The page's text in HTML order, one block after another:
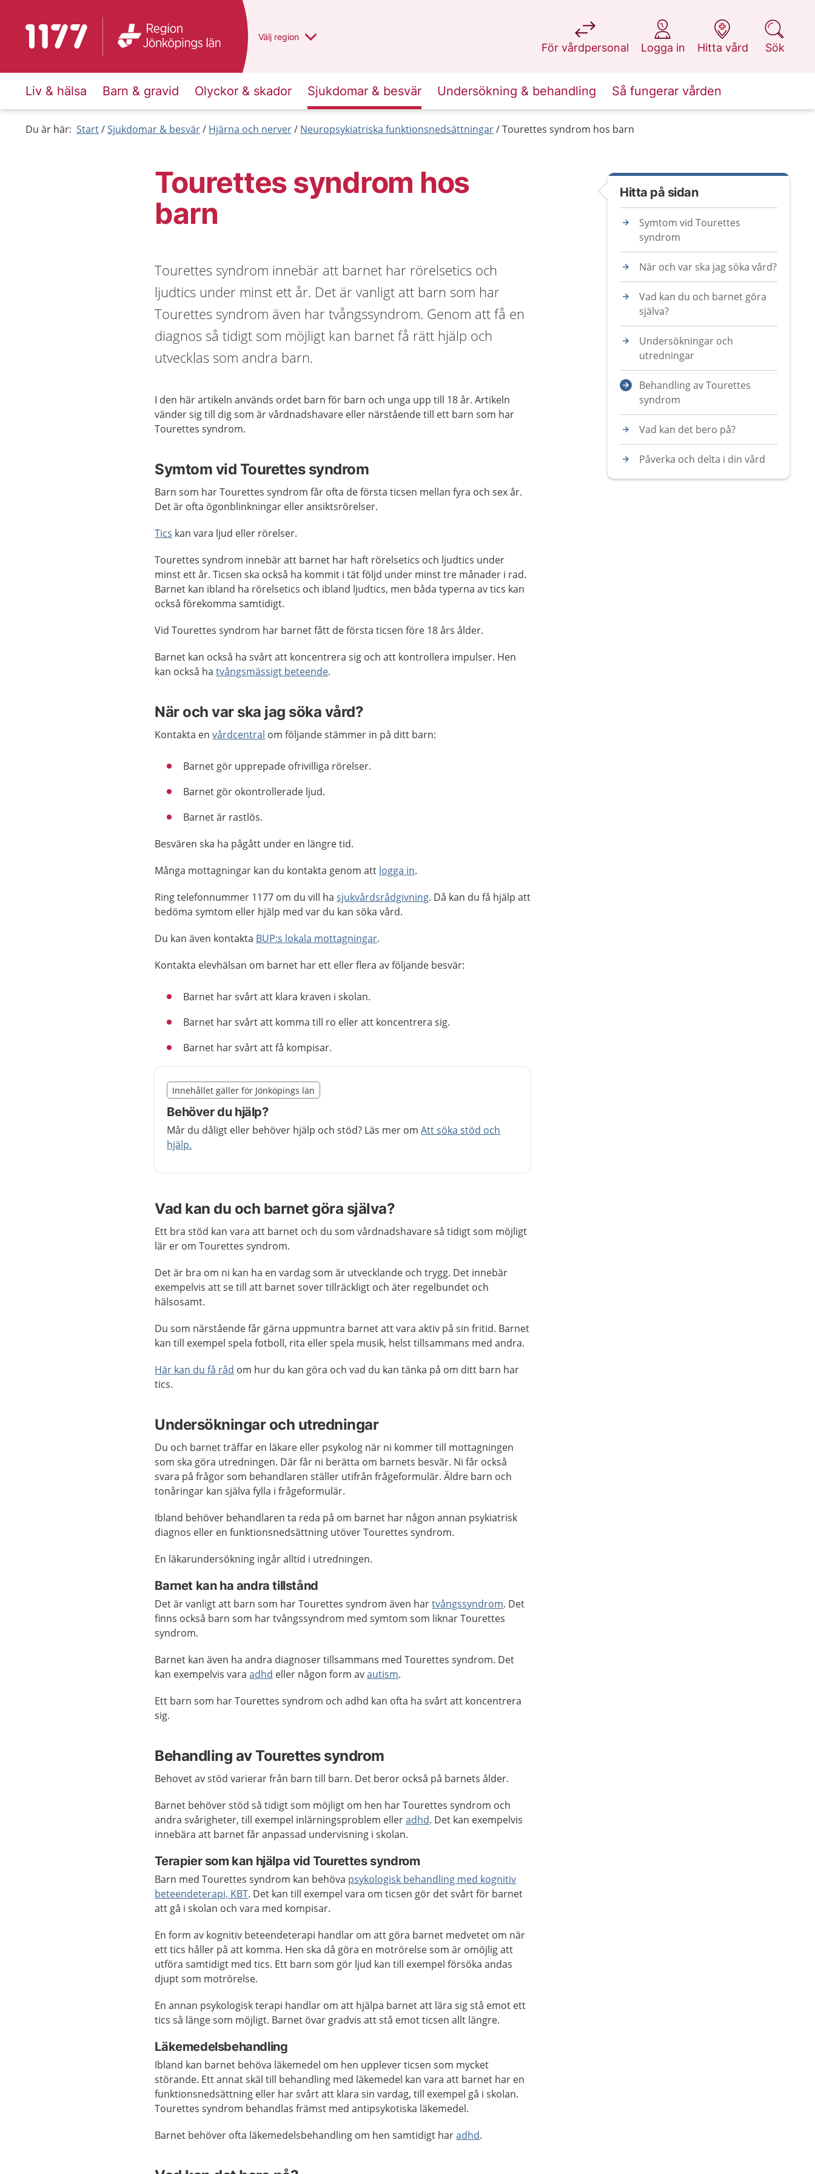
Till startsidan för 1177 Du har valt region
Välj en annan
region
För vårdpersonal
på 1177.se
Logga in
på 1177.se
Hitta vård
på 1177.se
Sök
på 1177.se
Liv & hälsa Barn & gravid Olyckor & skador Sjukdomar & besvär Undersökning & behandling Så fungerar vården
Du är här: Start Sjukdomar & besvär Hjärna och nerver Neuropsykiatriska funktionsnedsättningar Tourettes syndrom hos barn
Tourettes syndrom hos
barn
Tourettes syndrom innebär att barnet har rörelsetics och
ljudtics under minst ett år. Det är vanligt att barn som har
Tourettes syndrom även har tvångssyndrom. Genom att få en
diagnos så tidigt som möjligt kan barnet få rätt hjälp och
utvecklas som andra barn.
I den här artikeln används ordet barn för barn och unga upp till 18 år. Artikeln
vänder sig till dig som är vårdnadshavare eller närstående till ett barn som har
Tourettes syndrom.
Symtom vid Tourettes syndrom
Barn som har Tourettes syndrom får ofta de första ticsen mellan fyra och sex år.
Det är ofta ögonblinkningar eller ansiktsrörelser.
Tics kan vara ljud eller rörelser.
Tourettes syndrom innebär att barnet har haft rörelsetics och ljudtics under
minst ett år. Ticsen ska också ha kommit i tät följd under minst tre månader i rad.
Barnet kan ibland ha rörelsetics och ibland ljudtics, men båda typerna av tics kan
också förekomma samtidigt.
Vid Tourettes syndrom har barnet fått de första ticsen före 18 års ålder.
Barnet kan också ha svårt att koncentrera sig och att kontrollera impulser. Hen
kan också hatvångsmässigt beteende.
När och var ska jag söka vård?
Kontakta envårdcentral om följande stämmer in på ditt barn:
Barnet gör upprepade ofrivilliga rörelser.
Barnet gör okontrollerade ljud.
Barnet är rastlös.
Besvären ska ha pågått under en längre tid.
Många mottagningar kan du kontakta genom att logga in.
Ring telefonnummer 1177 om du vill hasjukvårdsrådgivning. Då kan du få hjälp att
bedöma symtom eller hjälp med var du kan söka vård.
Du kan även kontakta BUP:s lokala mottagningar.
Kontakta elevhälsan om barnet har ett eller flera av följande besvär:
Barnet har svårt att klara kraven i skolan.
Barnet har svårt att komma till ro eller att koncentrera sig.
Barnet har svårt att få kompisar.
Nedan innehåll gäller region Jönköpings län
Innehållet gäller för Jönköpings län
Behöver du hjälp?
Mår du dåligt eller behöver hjälp och stöd? Läs mer omAtt söka stöd och
hjälp.
Slut på det regionala tillägget från region Jönköpings län
Vad kan du och barnet göra själva?
Ett bra stöd kan vara att barnet och du som vårdnadshavare så tidigt som möjligt
lär er om Tourettes syndrom.
Det är bra om ni kan ha en vardag som är utvecklande och trygg. Det innebär
exempelvis att se till att barnet sover tillräckligt och äter regelbundet och
hälsosamt.
Du som närstående får gärna uppmuntra barnet att vara aktiv på sin fritid. Barnet
kan till exempel spela fotboll, rita eller spela musik, helst tillsammans med andra.
Här kan du få råd om hur du kan göra och vad du kan tänka på om ditt barn har
tics.
Undersökningar och utredningar
Du och barnet träffar en läkare eller psykolog när ni kommer till mottagningen
som ska göra utredningen. Där får ni berätta om barnets besvär. Ni får också
svara på frågor som behandlaren ställer utifrån frågeformulär. Äldre barn och
tonåringar kan själva fylla i frågeformulär.
Ibland behöver behandlaren ta reda på om barnet har någon annan psykiatrisk
diagnos eller en funktionsnedsättning utöver Tourettes syndrom.
En läkarundersökning ingår alltid i utredningen.
Barnet kan ha andra tillstånd
Det är vanligt att barn som har Tourettes syndrom även hartvångssyndrom. Det
finns också barn som har tvångssyndrom med symtom som liknar Tourettes
syndrom.
Barnet kan även ha andra diagnoser tillsammans med Tourettes syndrom. Det
kan exempelvis varaadhd eller någon form avautism.
Ett barn som har Tourettes syndrom och adhd kan ofta ha svårt att koncentrera
sig.
Behandling av Tourettes syndrom
Behovet av stöd varierar från barn till barn. Det beror också på barnets ålder.
Barnet behöver stöd så tidigt som möjligt om hen har Tourettes syndrom och
andra svårigheter, till exempel inlärningsproblem elleradhd. Det kan exempelvis
innebära att barnet får anpassad undervisning i skolan.
Terapier som kan hjälpa vid Tourettes syndrom
Barn med Tourettes syndrom kan behöva psykologisk behandling med kognitiv
beteendeterapi, KBT. Det kan till exempel vara om ticsen gör det svårt för barnet
att gå i skolan och vara med kompisar.
En form av kognitiv beteendeterapi handlar om att göra barnet medvetet om när
ett tics håller på att komma. Hen ska då göra en motrörelse som är omöjlig att
utföra samtidigt med tics. Ett barn som gör ljud kan till exempel försöka andas
djupt som motrörelse.
En annan psykologisk terapi handlar om att hjälpa barnet att lära sig stå emot ett
tics så länge som möjligt. Barnet övar gradvis att stå emot ticsen allt längre.
Läkemedelsbehandling
Ibland kan barnet behöva läkemedel om hen upplever ticsen som mycket
störande. Ett annat skäl till behandling med läkemedel kan vara att barnet har en
funktionsnedsättning eller har svårt att klara sin vardag, till exempel gå i skolan.
Tourettes syndrom behandlas främst med antipsykotiska läkemedel.
Barnet behöver ofta läkemedelsbehandling om hen samtidigt haradhd.
Hitta på sidan
Symtom vid Tourettes
syndrom
När och var ska jag söka vård?
Vad kan du och barnet göra
själva?
Undersökningar och
utredningar
Behandling av Tourettes
syndrom
Vad kan det bero på?
Påverka och delta i din vård